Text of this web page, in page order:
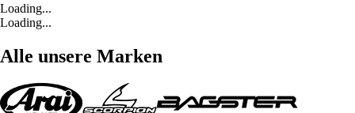
Loading...
Loading...
Alle unsere Marken